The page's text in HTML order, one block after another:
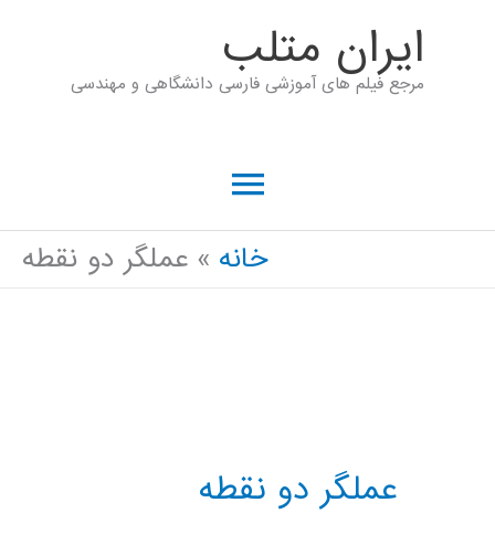
ايران متلب
مرجع فیلم های آموزشی فارسی دانشگاهی و مهندسی
فهرست
اصلی
خانه عملگر دو نقطه
عملگر دو نقطه